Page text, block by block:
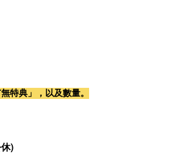
特典」，以及數量。
)